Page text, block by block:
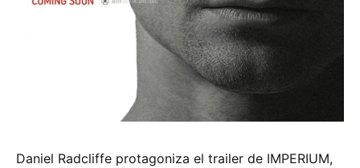
Daniel Radcliffe protagoniza el trailer de IMPERIUM,